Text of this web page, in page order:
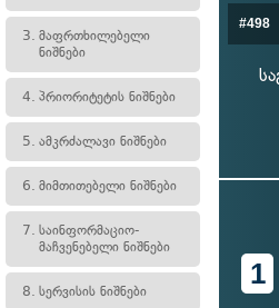
3. მაფრთხილებელი
ნიშნები
4. პრიორიტეტის ნიშნები
5. ამკრძალავი ნიშნები
6. მიმთითებელი ნიშნები
7. საინფორმაციო-
მაჩვენებელი ნიშნები
8. სერვისის ნიშნები
#498
1